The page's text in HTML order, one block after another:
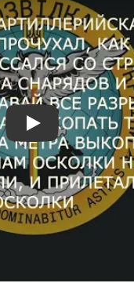
Play